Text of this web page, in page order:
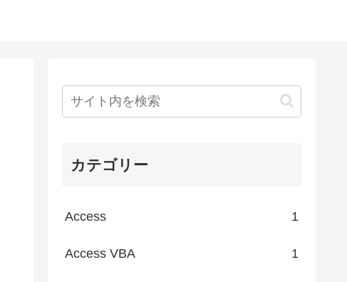
カテゴリー
Access 1
Access VBA 1